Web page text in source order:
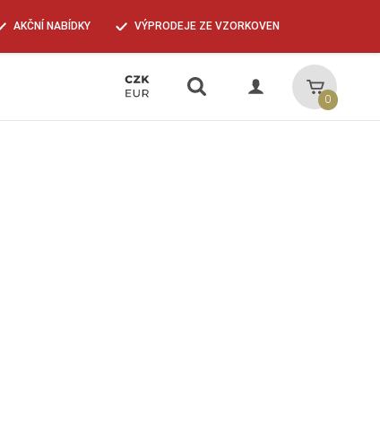
AKČNÍ NABÍDKY VÝPRODEJE ZE VZORKOVEN
Vyhledávání Košík
0